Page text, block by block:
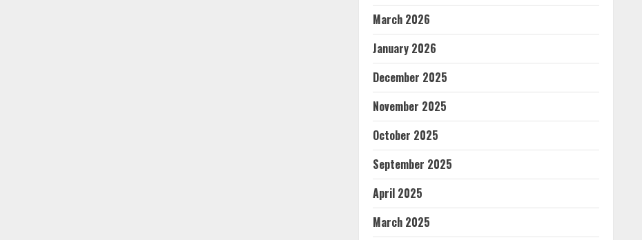
March 2026
January 2026
December 2025
November 2025
October 2025
September 2025
April 2025
March 2025